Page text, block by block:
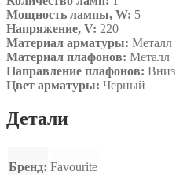
Мощность лампы, W: 5
Напряжение, V: 220
Материал арматуры: Металл
Материал плафонов: Металл
Направление плафонов: Вниз
Цвет арматуры: Черный
Детали
Бренд: Favourite